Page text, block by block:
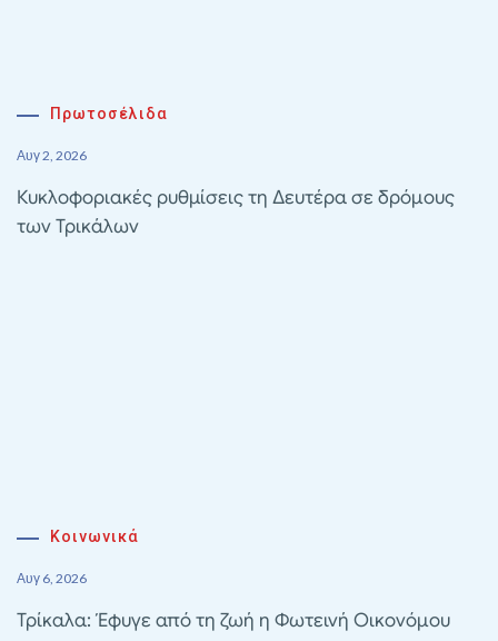
Πρωτοσέλιδα
Αυγ 2, 2026
Κυκλοφοριακές ρυθμίσεις τη Δευτέρα σε δρόμους
των Τρικάλων
Κοινωνικά
Αυγ 6, 2026
Τρίκαλα: Έφυγε από τη ζωή η Φωτεινή Οικονόμου